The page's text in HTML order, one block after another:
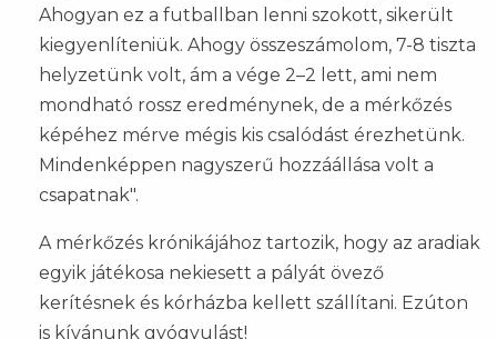
Ahogyan ez a futballban lenni szokott, sikerült
kiegyenlíteniük. Ahogy összeszámolom, 7-8 tiszta
helyzetünk volt, ám a vége 2–2 lett, ami nem
mondható rossz eredménynek, de a mérkőzés
képéhez mérve mégis kis csalódást érezhetünk.
Mindenképpen nagyszerű hozzáállása volt a
csapatnak".
A mérkőzés krónikájához tartozik, hogy az aradiak
egyik játékosa nekiesett a pályát övező
kerítésnek és kórházba kellett szállítani. Ezúton
is kívánunk gyógyulást!